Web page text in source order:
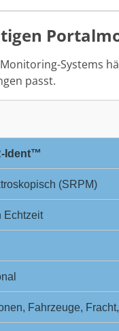
Systems
passt.
Ident™
(SRPM)
Echtzeit
Fahrzeuge,